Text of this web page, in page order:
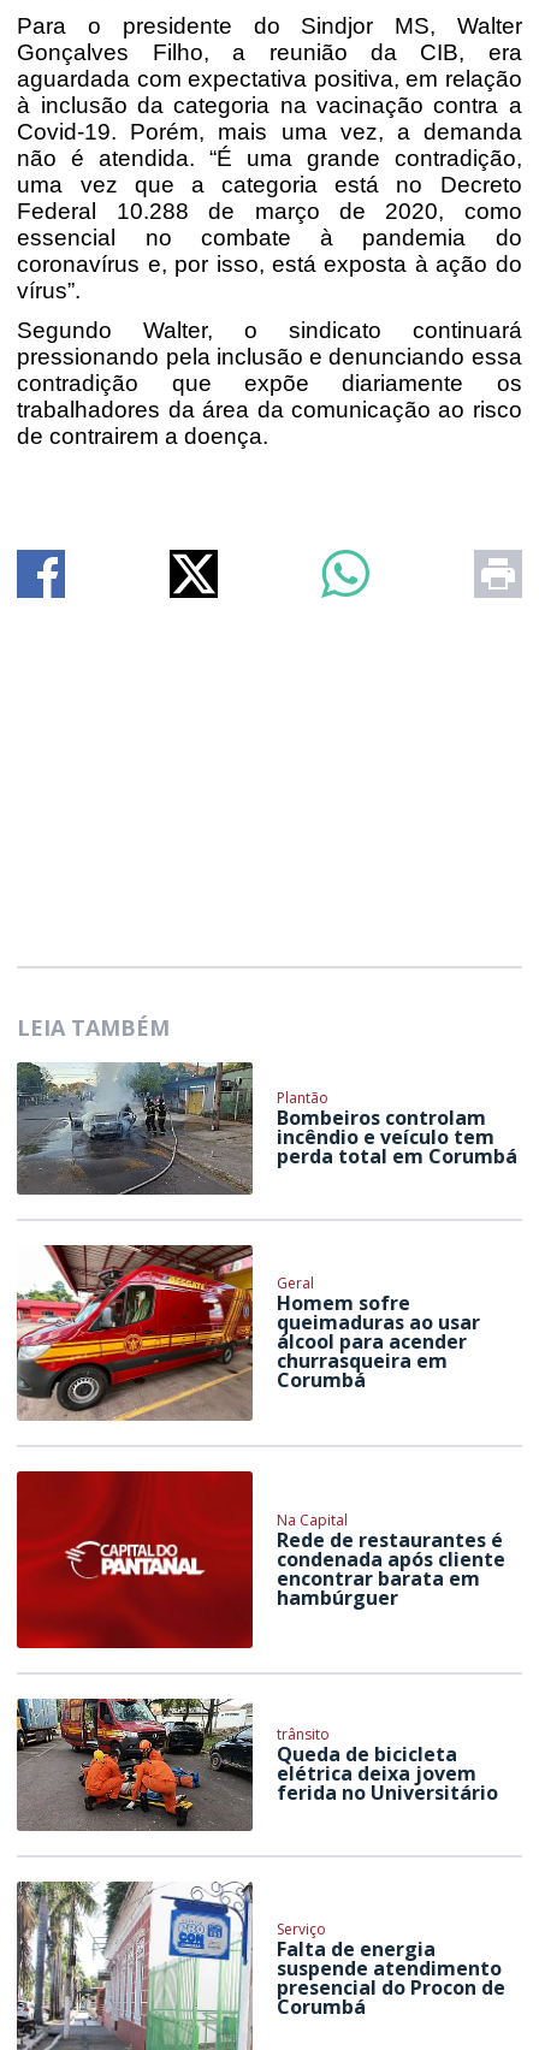
Para o presidente do Sindjor MS, Walter
Gonçalves Filho, a reunião da CIB, era
aguardada com expectativa positiva, em relação
à inclusão da categoria na vacinação contra a
Covid-19. Porém, mais uma vez, a demanda
não é atendida. “É uma grande contradição,
uma vez que a categoria está no Decreto
Federal 10.288 de março de 2020, como
essencial no combate à pandemia do
coronavírus e, por isso, está exposta à ação do
vírus”.
Segundo Walter, o sindicato continuará
pressionando pela inclusão e denunciando essa
contradição que expõe diariamente os
trabalhadores da área da comunicação ao risco
de contrairem a doença.
LEIA TAMBÉM
Plantão
Bombeiros controlam
incêndio e veículo tem
perda total em Corumbá
Geral
Homem sofre
queimaduras ao usar
álcool para acender
churrasqueira em
Corumbá
Na Capital
Rede de restaurantes é
condenada após cliente
encontrar barata em
hambúrguer
trânsito
Queda de bicicleta
elétrica deixa jovem
ferida no Universitário
Serviço
Falta de energia
suspende atendimento
presencial do Procon de
Corumbá